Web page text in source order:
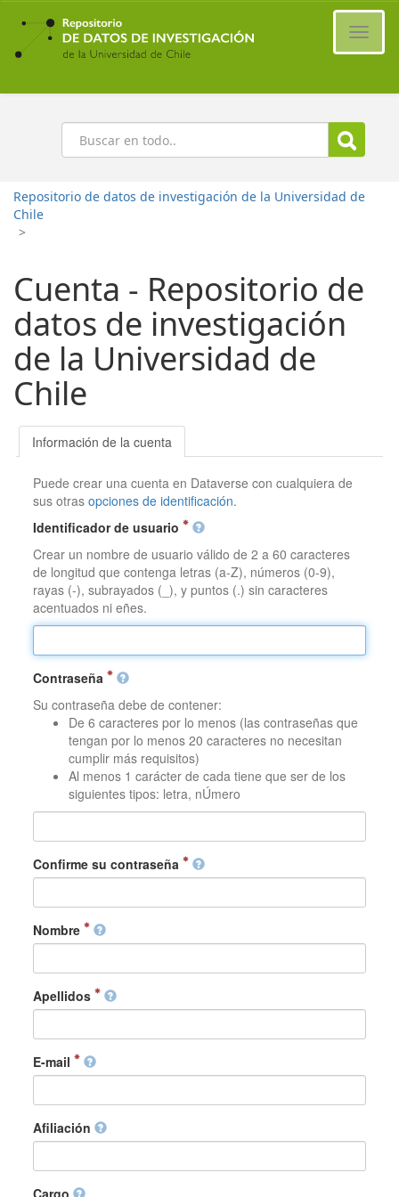
Ir
contenido
principal
Buscar
Repositorio de datos de investigación de la Universidad de
Chile
>
Cuenta - Repositorio de
datos de investigación
de la Universidad de
Chile
Información de la cuenta
Puede crear una cuenta en Dataverse con cualquiera de
sus otrasopciones de identificación.
Identificador de usuario
Crear un nombre de usuario válido de 2 a 60 caracteres
de longitud que contenga letras (a-Z), números (0-9),
rayas (-), subrayados (_), y puntos (.) sin caracteres
acentuados ni eñes.
Contraseña
Su contraseña debe de contener:
De 6 caracteres por lo menos (las contraseñas que
tengan por lo menos 20 caracteres no necesitan
cumplir más requisitos)
Al menos 1 carácter de cada tiene que ser de los
siguientes tipos: letra, nÚmero
Confirme su contraseña
Nombre
Apellidos
E-mail
Afiliación
Cargo